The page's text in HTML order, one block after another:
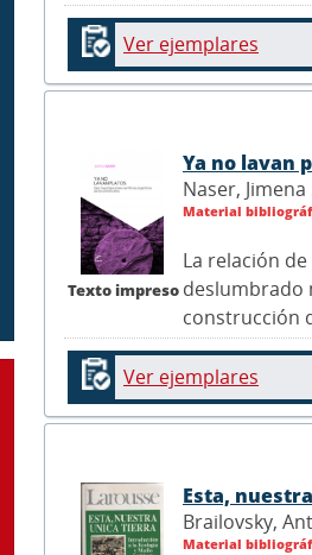
Ver ejemplares
Texto impreso
Ya no lavan
Naser,
Material
La relación
deslumbrado
construcción
Ver ejemplares
Esta,
Brailovsky,
Material